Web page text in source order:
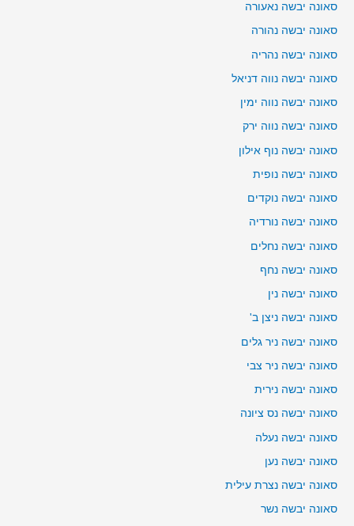
סאונה יבשה נאעורה
סאונה יבשה נהורה
סאונה יבשה נהריה
סאונה יבשה נווה דניאל
סאונה יבשה נווה ימין
סאונה יבשה נווה ירק
סאונה יבשה נוף אילון
סאונה יבשה נופית
סאונה יבשה נוקדים
סאונה יבשה נורדיה
סאונה יבשה נחלים
סאונה יבשה נחף
סאונה יבשה נין
סאונה יבשה ניצן ב'
סאונה יבשה ניר גלים
סאונה יבשה ניר צבי
סאונה יבשה נירית
סאונה יבשה נס ציונה
סאונה יבשה נעלה
סאונה יבשה נען
סאונה יבשה נצרת עילית
סאונה יבשה נשר